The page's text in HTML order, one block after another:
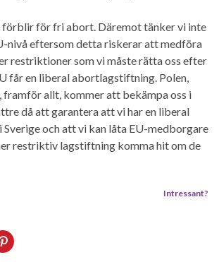
förblir för fri abort. Däremot tänker vi inte
nivå eftersom detta riskerar att medföra
restriktioner som vi måste rätta oss efter
får en liberal abortlagstiftning. Polen,
framför allt, kommer att bekämpa oss i
då att garantera att vi har en liberal
och att vi kan låta EU-medborgare
restriktiv lagstiftning komma hit om de
Intressant?